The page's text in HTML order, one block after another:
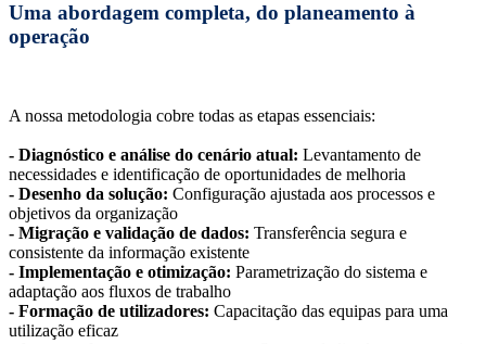
Uma abordagem completa, do planeamento à
operação
A nossa metodologia cobre todas as etapas essenciais:
- Diagnóstico e análise do cenário atual: Levantamento de
necessidades e identificação de oportunidades de melhoria
- Desenho da solução: Configuração ajustada aos processos e
objetivos da organização
- Migração e validação de dados: Transferência segura e
consistente da informação existente
- Implementação e otimização: Parametrização do sistema e
adaptação aos fluxos de trabalho
- Formação de utilizadores: Capacitação das equipas para uma
utilização eficaz